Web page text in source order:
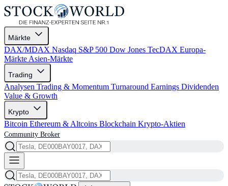
Märkte
DAX/MDAX Nasdaq S&P 500 Dow Jones TecDAX Europa-
Märkte Asien-Märkte
Trading
Analysen Trading & Momentum Turnaround Earnings Dividenden
Value & Growth
Krypto
Bitcoin Ethereum & Altcoins Blockchain Krypto-Aktien
Community Broker